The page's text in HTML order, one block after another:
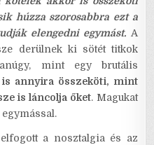
húzza szorosabbra ezt a
elengedni egymást.A
derülnek ki sötét titkok
mint egy brutális
annyira összeköti, mint
is láncolja őket. Magukat
a nosztalgia és az